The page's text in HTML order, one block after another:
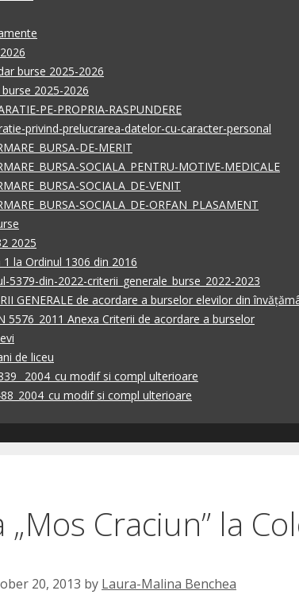
burse 2025-2026
2025-2026
PE-PROPRIA-RASPUNDERE
privind-prelucrarea-datelor-cu-caracter-personal
DE-MERIT
SOCIALA_PENTRU-MOTIVE-MEDICALE
SOCIALA_DE-VENIT
SOCIALA_DE-ORFAN_PLASAMENT
2025
1 la Ordinul 1306 din 2016
5379-din-2022-criterii_generale_burse_2022-2023
GENERALE de acordare a burselor elevilor din
5576_2011 Anexa Criterii de acordare a burselor
de liceu
_2004_cu modif si compl ulterioare
modif si compl ulterioare
„Mos Craciun” la
20, 2013 by Laura-Malina Benchea